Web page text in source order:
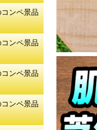
ンペ景品
ンペ景品
ンペ景品
ンペ景品